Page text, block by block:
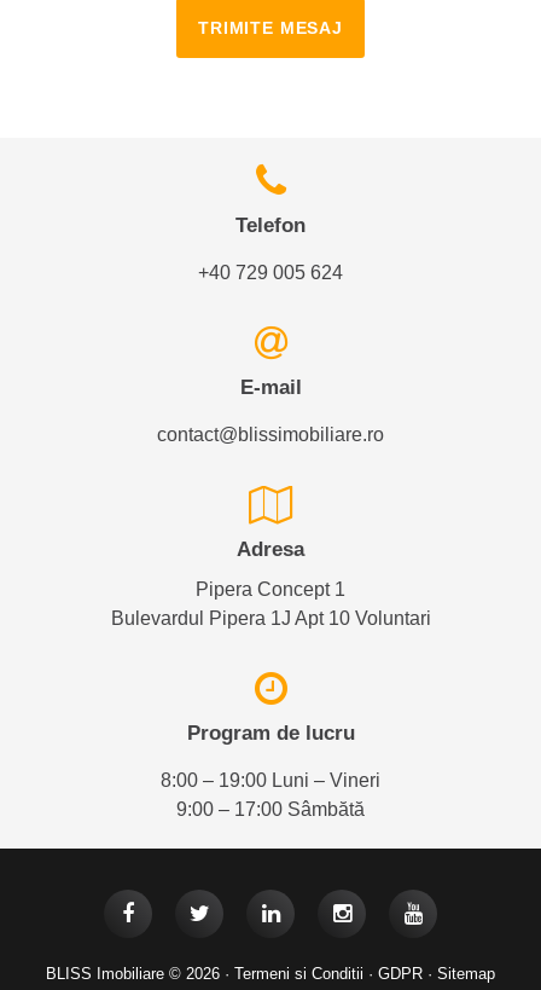
TRIMITE MESAJ
Telefon
+40 729 005 624
E-mail
contact@blissimobiliare.ro
Adresa
Pipera Concept 1
Bulevardul Pipera 1J Apt 10 Voluntari
Program de lucru
8:00 – 19:00 Luni – Vineri
9:00 – 17:00 Sâmbătă
BLISS Imobiliare © 2026 · Termeni si Conditii · GDPR · Sitemap